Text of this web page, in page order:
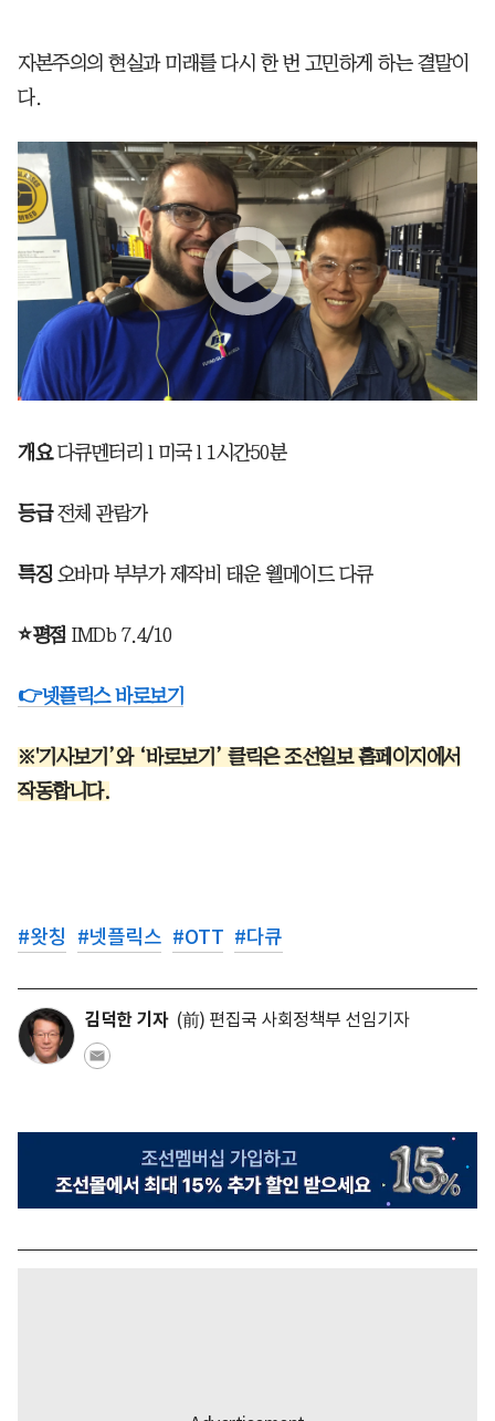
자본주의의 현실과 미래를 다시 한 번 고민하게 하는 결말이
다.
개요다큐멘터리 l 미국 l 1시간50분
등급전체 관람가
특징오바마 부부가 제작비 태운 웰메이드 다큐
⭐평점IMDb 7.4/10
👉넷플릭스 바로보기
※'기사보기’와 ‘바로보기’ 클릭은 조선일보 홈페이지에서
작동합니다.
#왓칭 #넷플릭스 #OTT #다큐
김덕한 기자 (前) 편집국 사회정책부 선임기자